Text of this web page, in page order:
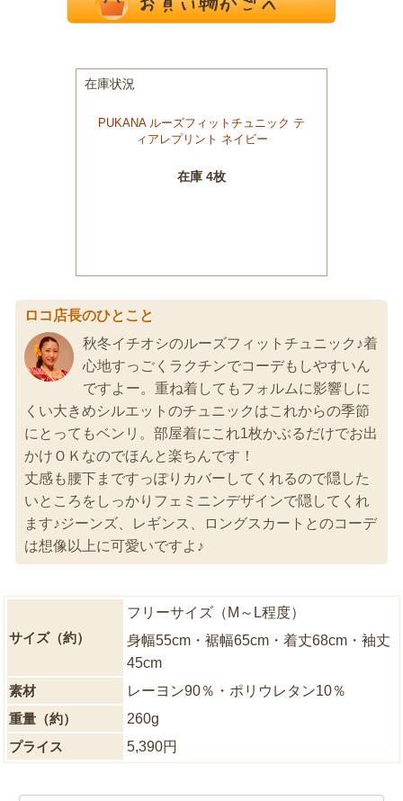
ロコ店長のひとこと
秋冬イチオシのルーズフィットチュニック♪着
心地すっごくラクチンでコーデもしやすいん
ですよー。重ね着してもフォルムに影響しに
くい大きめシルエットのチュニックはこれからの季節
にとってもベンリ。部屋着にこれ1枚かぶるだけでお出
かけＯＫなのでほんと楽ちんです！
丈感も腰下まですっぽりカバーしてくれるので隠した
いところをしっかりフェミニンデザインで隠してくれ
ます♪ジーンズ、レギンス、ロングスカートとのコーデ
は想像以上に可愛いですよ♪
サイズ（約）
フリーサイズ（M～L程度）
身幅55cm・裾幅65cm・着丈68cm・袖丈
45cm
素材
レーヨン90％・ポリウレタン10％
重量（約）
260g
プライス
5,390円